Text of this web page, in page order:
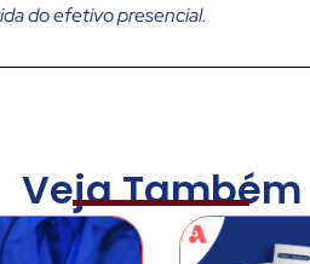
do efetivo presencial.
Veja Também